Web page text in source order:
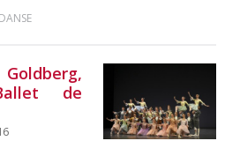
de